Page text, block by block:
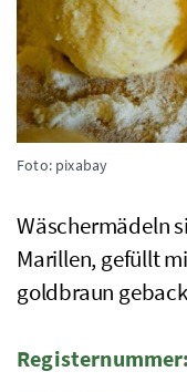
Foto: pixabay
Wäschermädeln
Marillen, gefüllt
goldbraun